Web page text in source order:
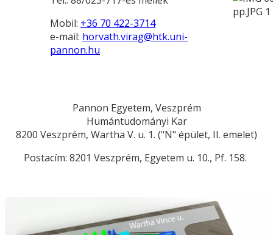
Mobil: +36 70 422-3714
e-mail: horvath.virag@htk.uni-
pannon.hu
Pannon Egyetem, Veszprém
Humántudományi Kar
8200 Veszprém, Wartha V. u. 1. ("N" épület, II. emelet)
Postacím: 8201 Veszprém, Egyetem u. 10., Pf. 158.